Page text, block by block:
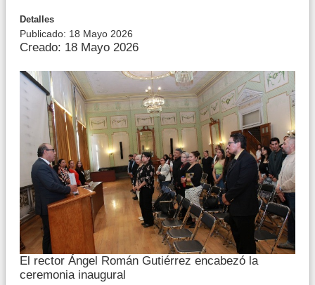
Detalles
Publicado: 18 Mayo 2026
Creado: 18 Mayo 2026
El rector Ángel Román Gutiérrez encabezó la
ceremonia inaugural